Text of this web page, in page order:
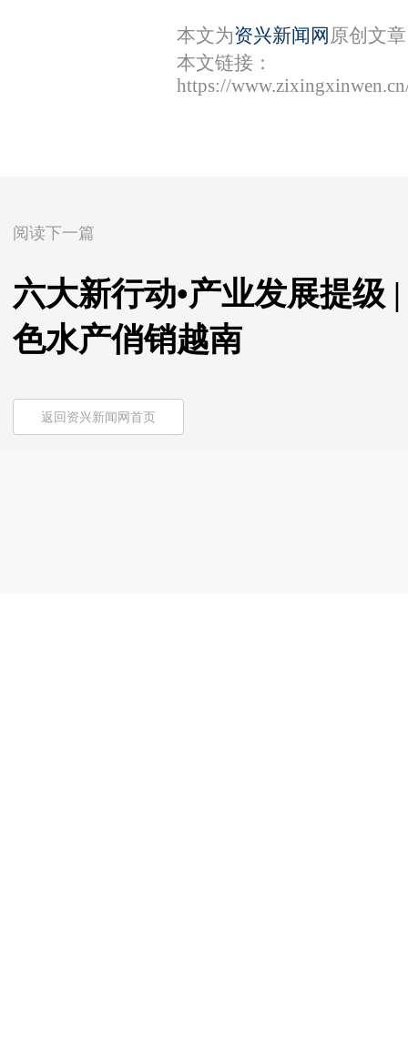
本文为资兴新闻网 原创文
本文链接：
https://
阅读下一篇
六大新行动•产业发展提级
色水产俏销越南
返回资兴新闻网首页